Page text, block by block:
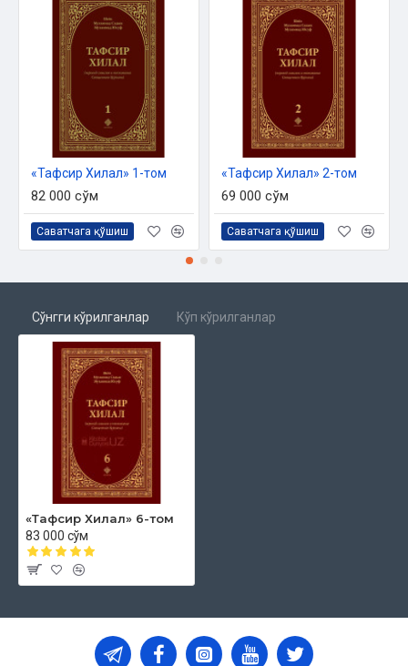
ОГЛАВЛЕНИЕ
Сура «То Ха»
Сура «Анбийа»
Сура «Хадж»
Сура «Муминун»
Сура «Нур»
Сура «Фуркан»
Сура «Шуаро»
«Тафсир Хилал» 1-том
82 000 сўм
Саватчага қўшиш
«Тафсир Хилал» 2-том
69 000 сўм
Саватчага қўшиш
Сўнгги кўрилганлар Кўп кўрилганлар
«Тафсир Хилал» 6-том
83 000 сўм